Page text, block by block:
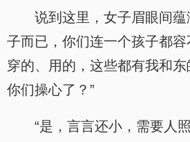
说到这里，女子眉眼间
子而已，你们连一个孩子都容
穿的、用的，这些都有我和
你们操心了？”
“是，言言还小，需要人